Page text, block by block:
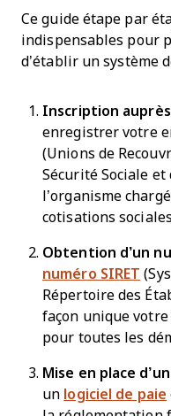
Ce guide étape par
indispensables pour
d’établir un système
Inscription auprès
enregistrer votre
(Unions de
Sécurité Sociale et
l’organisme
cotisations
Obtention d’un
numéro SIRET
Répertoire des
façon unique
pour toutes les
Mise en place
un logiciel de paie